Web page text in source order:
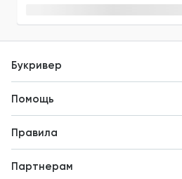
Букривер
Новости
Помощь
Правила
Партнерам